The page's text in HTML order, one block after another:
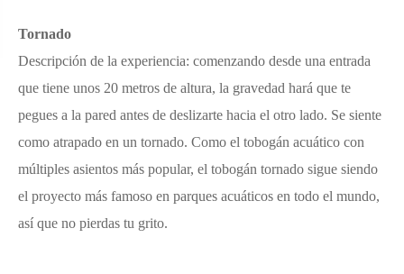
Tornado
Descripción de la experiencia: comenzando desde una entrada
que tiene unos 20 metros de altura, la gravedad hará que te
pegues a la pared antes de deslizarte hacia el otro lado. Se siente
como atrapado en un tornado. Como el tobogán acuático con
múltiples asientos más popular, el tobogán tornado sigue siendo
el proyecto más famoso en parques acuáticos en todo el mundo,
así que no pierdas tu grito.